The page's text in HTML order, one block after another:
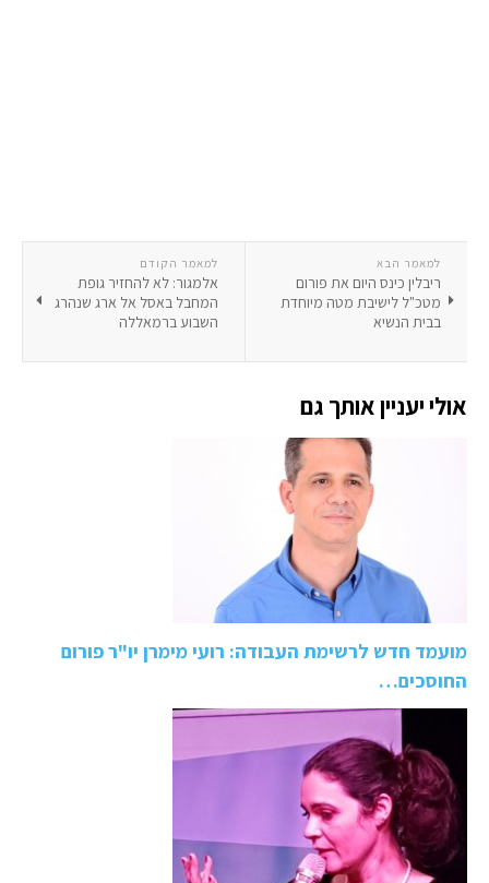
למאמר הקודם
אלמגור: לא להחזיר גופת
המחבל באסל אל ארג שנהרג
השבוע ברמאללה
למאמר הבא
ריבלין כינס היום את פורום
מטכ"ל לישיבת מטה מיוחדת
בבית הנשיא
אולי יעניין אותך גם
מועמד חדש לרשימת העבודה: רועי מימרן יו"ר פורום
החוסכים…